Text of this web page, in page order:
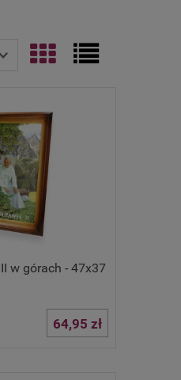
w górach - 47x37
64,95 zł